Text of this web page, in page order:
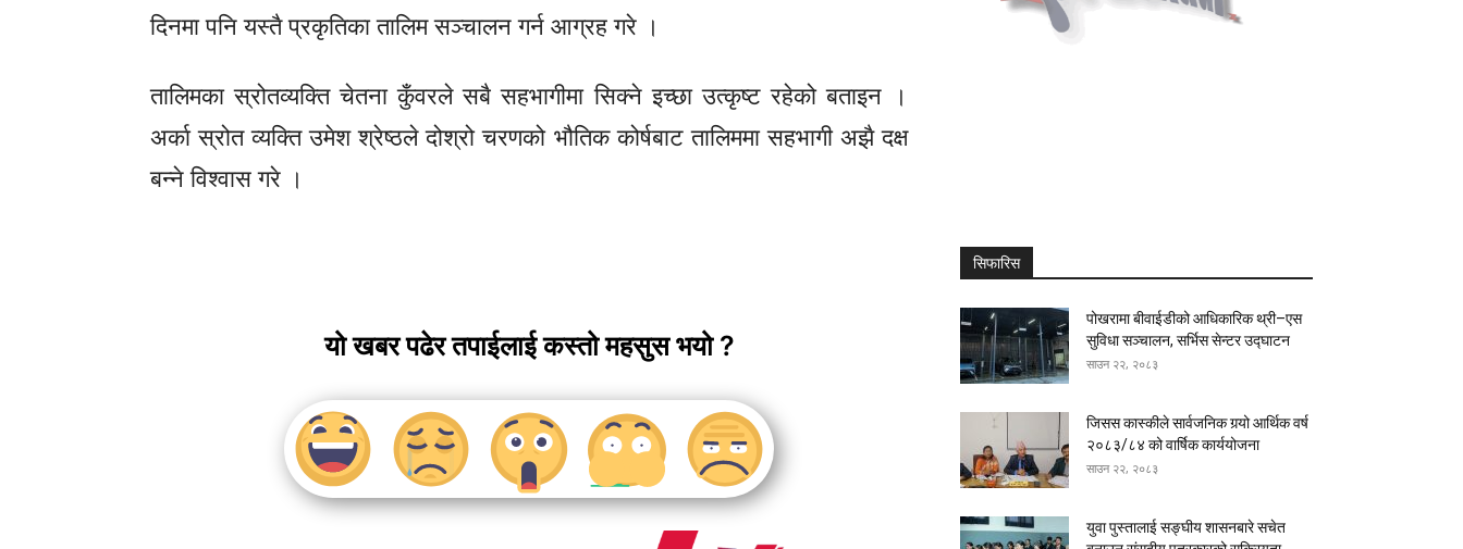
दिनमा पनि यस्तै प्रकृतिका तालिम सञ्चालन गर्न आग्रह गरे ।
तालिमका स्रोतव्यक्ति चेतना कुँवरले सबै सहभागीमा सिक्ने इच्छा उत्कृष्ट रहेको बताइन ।
अर्का स्रोत व्यक्ति उमेश श्रेष्ठले दोश्रो चरणको भौतिक कोर्षबाट तालिममा सहभागी अझै दक्ष
बन्ने विश्वास गरे ।
यो खबर पढेर तपाईलाई कस्तो महसुस भयो ?
सिफारिस
पोखरामा बीवाईडीको आधिकारिक थ्री–एस
सुविधा सञ्चालन, सर्भिस सेन्टर उद्घाटन
साउन २२, २०८३
जिसस कास्कीले सार्वजनिक गर्‍यो आर्थिक वर्ष
२०८३/८४ को वार्षिक कार्ययोजना
साउन २२, २०८३
युवा पुस्तालाई सङ्घीय शासनबारे सचेत